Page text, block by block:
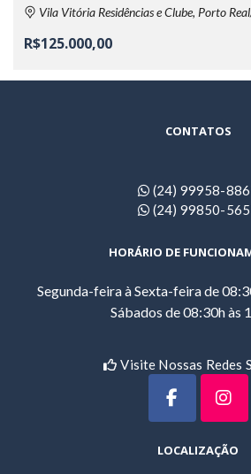
Vila Vitória Residências e Clube, Porto
R$125.000,00
CONTATOS
(24) 99958-
(24) 99850-
HORÁRIO DE
Segunda-feira à Sexta-feira de
Sábados de 08:30h às
Visite Nossas Redes
LOCALIZAÇÃO